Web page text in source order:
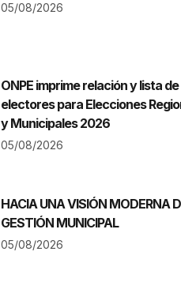
05/08/2026
ONPE imprime relación y lista de
electores para Elecciones
y Municipales 2026
05/08/2026
HACIA UNA VISIÓN MODERNA
GESTIÓN MUNICIPAL
05/08/2026